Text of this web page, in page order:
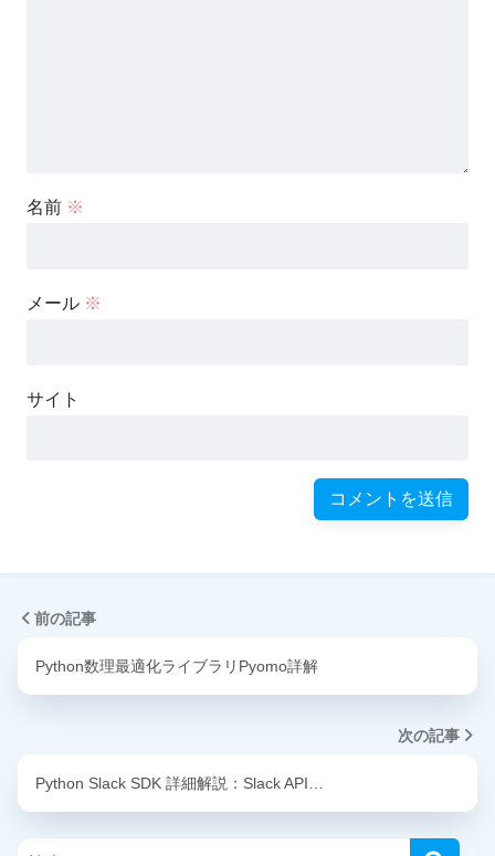
名前 ※
メール ※
サイト
前の記事
Python数理最適化ライブラリPyomo詳解
次の記事
Python Slack SDK 詳細解説：Slack API…